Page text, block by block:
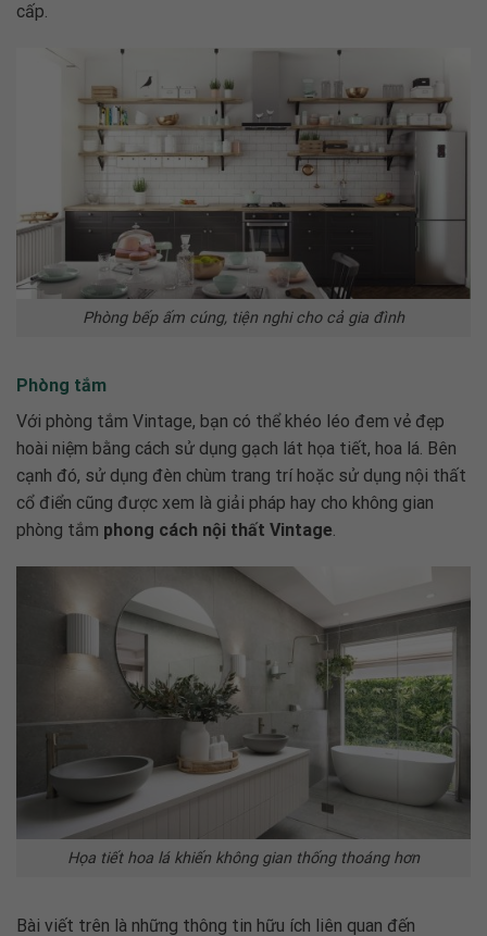
cấp.
Phòng bếp ấm cúng, tiện nghi cho cả gia đình
Phòng tắm
Với phòng tắm Vintage, bạn có thể khéo léo đem vẻ đẹp
hoài niệm bằng cách sử dụng gạch lát họa tiết, hoa lá. Bên
cạnh đó, sử dụng đèn chùm trang trí hoặc sử dụng nội thất
cổ điển cũng được xem là giải pháp hay cho không gian
phòng tắm phong cách nội thất Vintage
Họa tiết hoa lá khiến không gian thống thoáng hơn
Bài viết trên là những thông tin hữu ích liên quan đến